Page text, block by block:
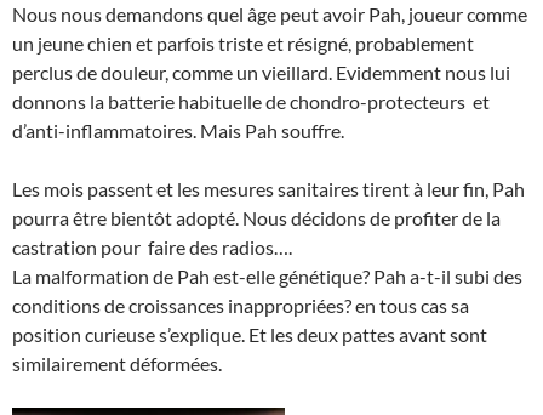
Nous nous demandons quel âge peut avoir Pah, joueur comme
un jeune chien et parfois triste et résigné, probablement
perclus de douleur, comme un vieillard. Evidemment nous lui
donnons la batterie habituelle de chondro-protecteurs et
d’anti-inflammatoires. Mais Pah souffre.
Les mois passent et les mesures sanitaires tirent à leur fin, Pah
pourra être bientôt adopté. Nous décidons de profiter de la
castration pour faire des radios….
La malformation de Pah est-elle génétique? Pah a-t-il subi des
conditions de croissances inappropriées? en tous cas sa
position curieuse s’explique. Et les deux pattes avant sont
similairement déformées.